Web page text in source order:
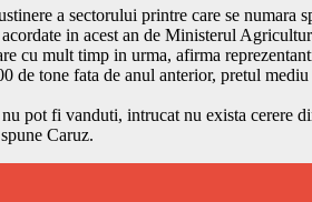
a sectorului printre care se numara
in acest an de Ministerul
cu mult timp in urma, afirma
tone fata de anul anterior, pretul
pot fi vanduti, intrucat nu exista cerere
Caruz.